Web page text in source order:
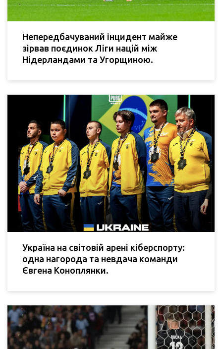
Непередбачуваний інцидент майже
зірвав поєдинок Ліги націй між
Нідерландами та Угорщиною.
Україна на світовій арені кіберспорту:
одна нагорода та невдача команди
Євгена Коноплянки.